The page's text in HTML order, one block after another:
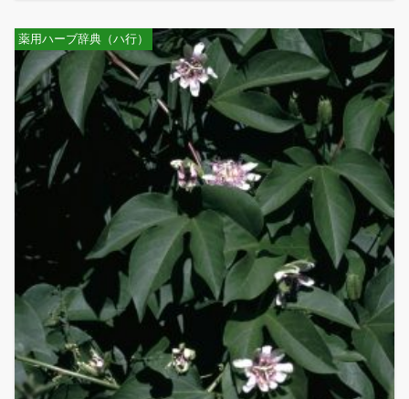
薬用ハーブ辞典（ハ行）